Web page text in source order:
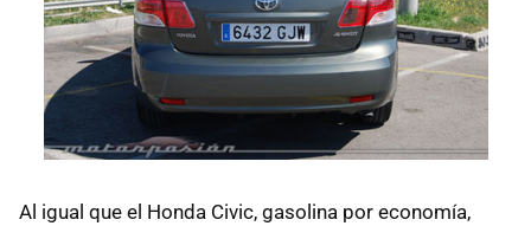
Al igual que el Honda Civic, gasolina por economía,